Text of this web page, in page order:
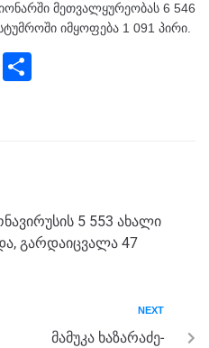
მეთვალყურეობას 6 546
იმყოფება 1 091 პირი.
W
5 553 ახალი
გარდაიცვალა 47
NEXT
მამუკა ხაზარაძე-